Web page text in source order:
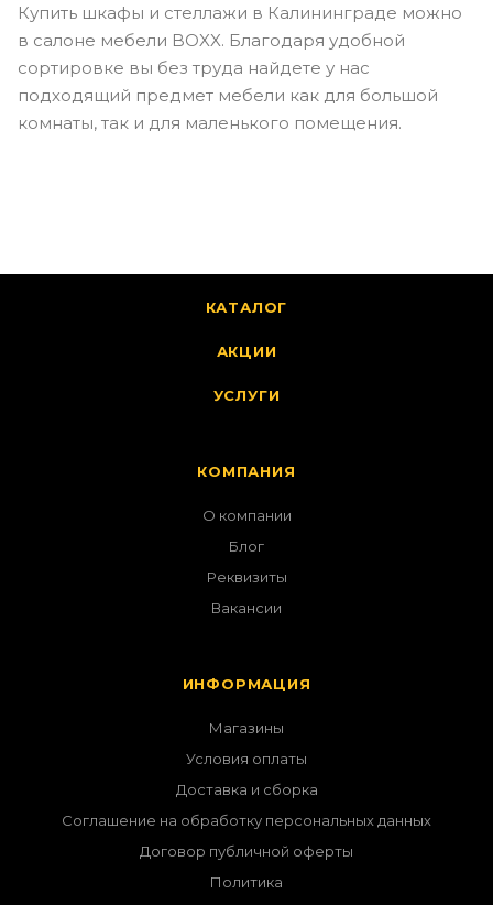
Купить шкафы и стеллажи в Калининграде можно
в салоне мебели BOXX. Благодаря удобной
сортировке вы без труда найдете у нас
подходящий предмет мебели как для большой
комнаты, так и для маленького помещения.
КАТАЛОГ
АКЦИИ
УСЛУГИ
КОМПАНИЯ
О компании
Блог
Реквизиты
Вакансии
ИНФОРМАЦИЯ
Магазины
Условия оплаты
Доставка и сборка
Соглашение на обработку персональных данных
Договор публичной оферты
Политика